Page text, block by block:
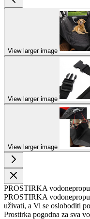
View larger image
View larger image
View larger image
PROSTIRKA
PROSTIRKA
uživati, a Vi se osloboditi
Prostirka pogodna za sva